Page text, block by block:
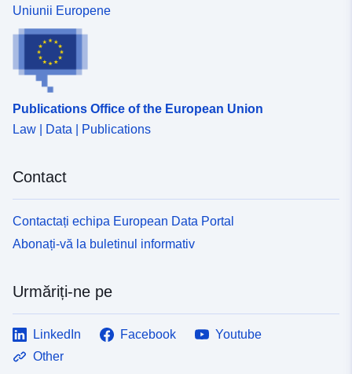
Uniunii Europene
Publications Office of the European Union
Law | Data | Publications
Contact
Contactați echipa European Data Portal
Abonați-vă la buletinul informativ
Urmăriți-ne pe
LinkedIn Facebook
Youtube
Other